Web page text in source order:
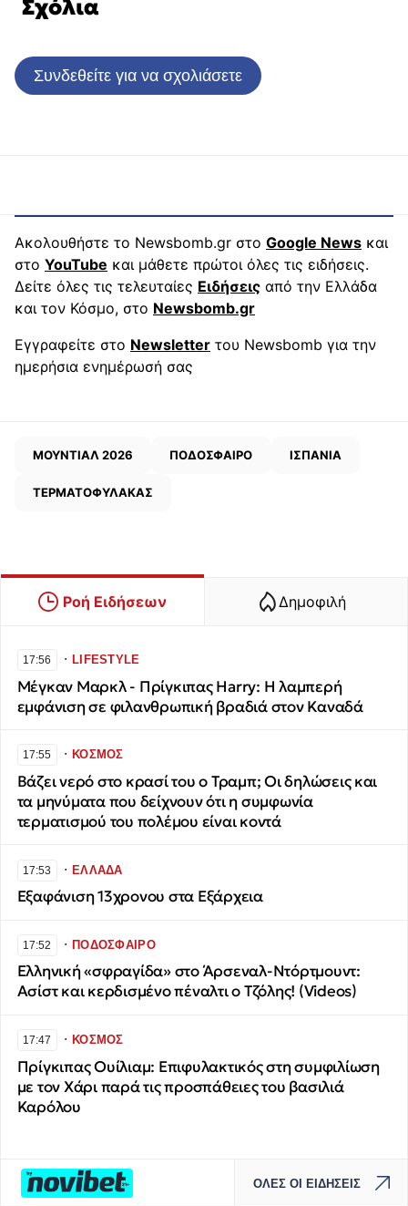
Σχόλια
Συνδεθείτε για να σχολιάσετε
Ακολουθήστε το Newsbomb.gr στο Google News και
στο YouTube και μάθετε πρώτοι όλες τις ειδήσεις.
Δείτε όλες τις τελευταίες Ειδήσεις από την Ελλάδα
και τον Κόσμο, στο Newsbomb.gr
Εγγραφείτε στο Newsletter του Newsbomb για την
ημερήσια ενημέρωσή σας
ΜΟΥΝΤΙΑΛ 2026 ΠΟΔΟΣΦΑΙΡΟ ΙΣΠΑΝΙΑ
ΤΕΡΜΑΤΟΦΥΛΑΚΑΣ
Ροή Ειδήσεων Δημοφιλή
17:56 ∙LIFESTYLE
Μέγκαν Μαρκλ - Πρίγκιπας Harry: Η λαμπερή
εμφάνιση σε φιλανθρωπική βραδιά στον Καναδά
17:55 ∙ΚΟΣΜΟΣ
Βάζει νερό στο κρασί του ο Τραμπ; Οι δηλώσεις και
τα μηνύματα που δείχνουν ότι η συμφωνία
τερματισμού του πολέμου είναι κοντά
17:53 ∙ΕΛΛΑΔΑ
Εξαφάνιση 13χρονου στα Εξάρχεια
17:52 ∙ΠΟΔΟΣΦΑΙΡΟ
Ελληνική «σφραγίδα» στο Άρσεναλ-Ντόρτμουντ:
Ασίστ και κερδισμένο πέναλτι ο Τζόλης! (Videos)
17:47 ∙ΚΟΣΜΟΣ
Πρίγκιπας Ουίλιαμ: Επιφυλακτικός στη συμφιλίωση
με τον Χάρι παρά τις προσπάθειες του βασιλιά
Καρόλου
ΟΛΕΣ ΟΙ ΕΙΔΗΣΕΙΣ